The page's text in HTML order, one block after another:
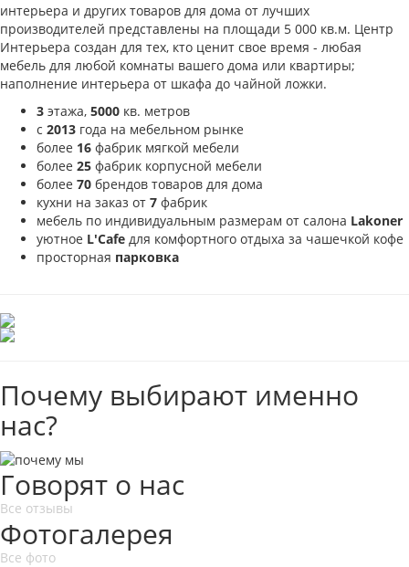
интерьера и других товаров для дома от лучших
производителей представлены на площади 5 000 кв.м. Центр
Интерьера создан для тех, кто ценит свое время - любая
мебель для любой комнаты вашего дома или квартиры;
наполнение интерьера от шкафа до чайной ложки.
3 этажа, 5000 кв. метров
с 2013 года на мебельном рынке
более 16 фабрик мягкой мебели
более 25 фабрик корпусной мебели
более 70 брендов товаров для дома
кухни на заказ от 7 фабрик
мебель по индивидуальным размерам от салона Lakoner
уютное L'Cafe для комфортного отдыха за чашечкой кофе
просторная парковка
Почему выбирают именно
нас?
Говорят о нас
Все отзывы
Фотогалерея
Все фото